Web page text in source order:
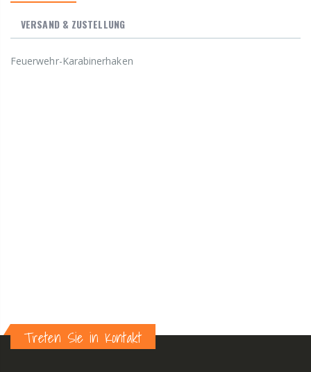
VERSAND & ZUSTELLUNG
Feuerwehr-Karabinerhaken
Treten Sie in Kontakt